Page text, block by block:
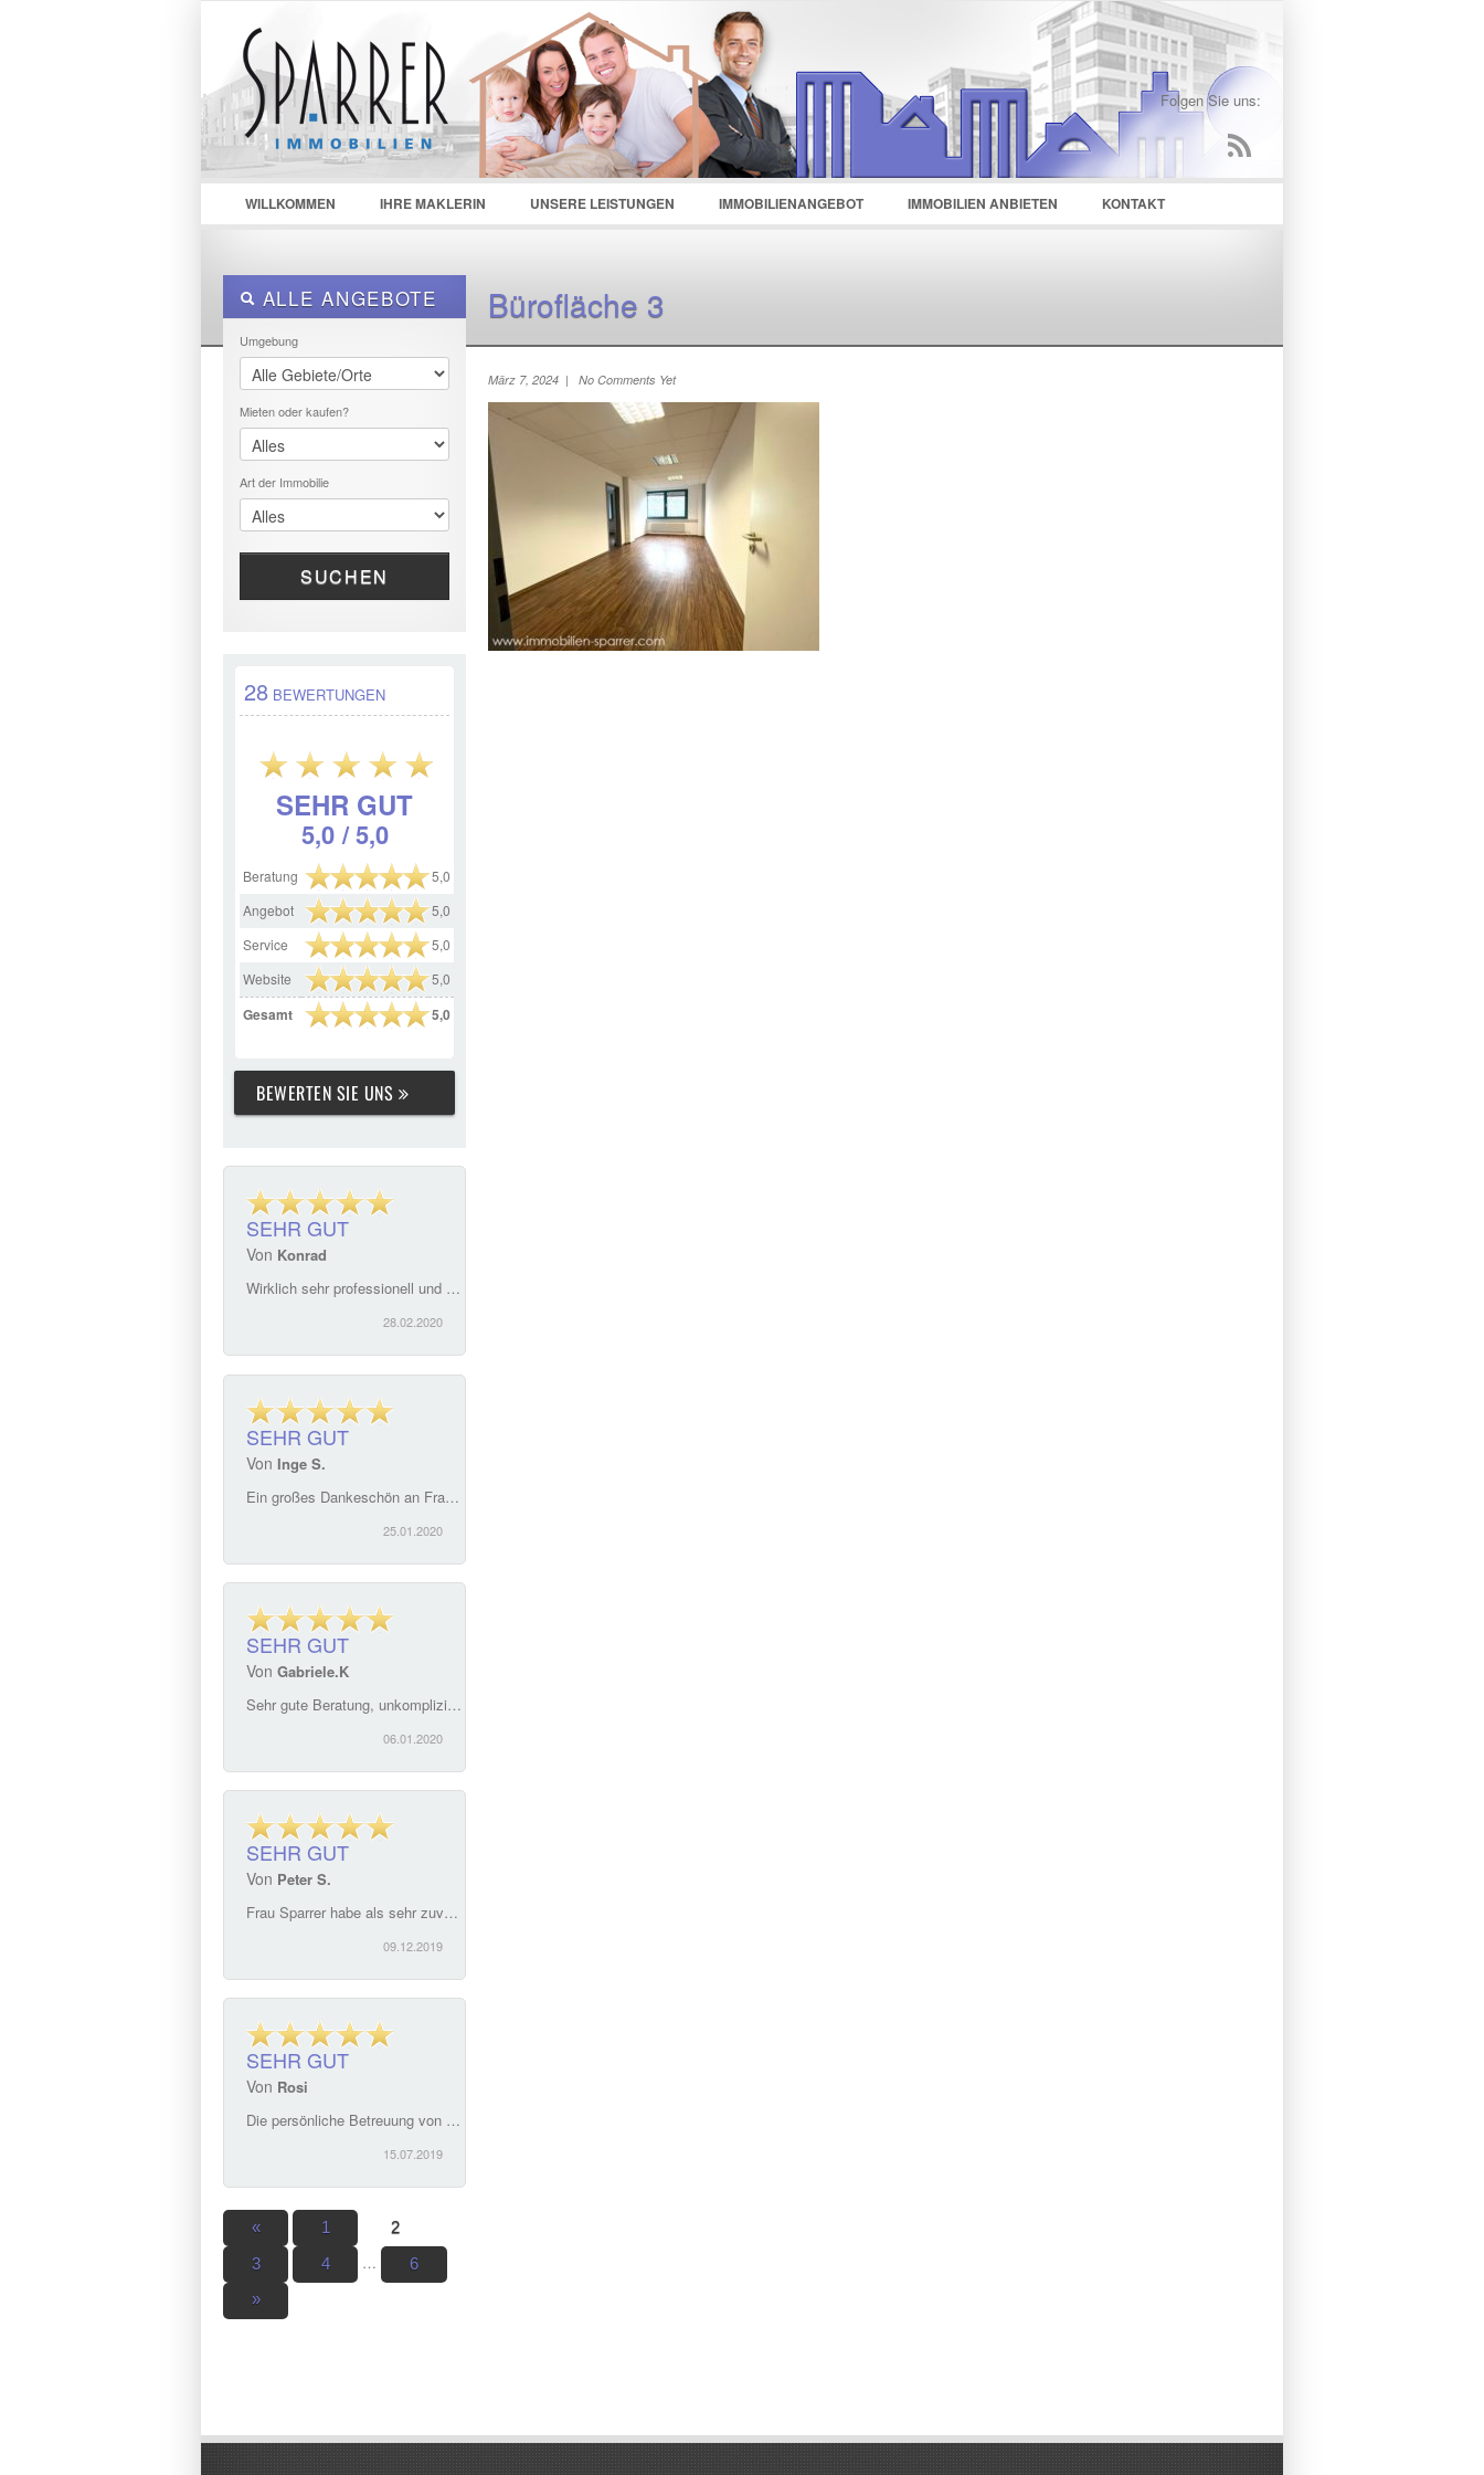
LOGIN
Username : Password : Remember Me
Register Recover Password
Folgen Sie uns:
WILLKOMMEN IHRE MAKLERIN UNSERE LEISTUNGEN IMMOBILIENANGEBOT IMMOBILIEN ANBIETEN KONTAKT
Bürofläche 3
ALLE ANGEBOTE
Umgebung
Mieten oder kaufen?
Art der Immobilie
SUCHEN
28BEWERTUNGEN
SEHR GUT
5,0 / 5,0
Beratung
5,0
Angebot
5,0
Service
5,0
Website
5,0
Gesamt 5,0
BEWERTEN SIE UNS
SEHR GUT
Von Konrad
Wirklich sehr professionell und höflich. Frau Sparrer hatte auf nahezu alle Fragen zum Objekt eine direkte und wahrheitsgemäße Auskunft parat. Sie hat sich persönlich um Notartermin und Kaufvertrag gekümmert und mich hierbei sehr hilfreich beraten. Dafür nochmal vielen lieben Dank!
28.02.2020
SEHR GUT
Von Inge S.
Ein großes Dankeschön an Frau Sparrer und ihr Team. Selbst neue Herausforderungen und in diesem Fall doch recht anspruchsvolle Aufgaben - alles kompetent und unaufgeregt gelöst. Im Büro immer ein herzlicher Empfang. Nicht zu vergessen, den wunderbaren Tee...
25.01.2020
SEHR GUT
Von Gabriele.K
Sehr gute Beratung, unkomplizierter Ablauf, Verkauf unseres Hauses lief viel schneller als erwartet. Vielen Dank nochmal. G.K.
06.01.2020
SEHR GUT
Von Peter S.
Frau Sparrer habe als sehr zuverlässige, kompetente und freundliche Maklerin über viele Jahre schätzen gelernt. Nur sehr ungerne würde ich auf ihren Service und Unterstützung verzichten müssen. Ich kann sie jedem weiterempfehlen!
09.12.2019
SEHR GUT
Von Rosi
Die persönliche Betreuung von Frau Sparrer und auch ihrem Team überraschte mich. Ehrlich, kompetent und flexibel auf alle Situationen abgestimmt ergibt einen \"Wohlfühlservice\". Jederzeit wurde ich über den Stand des Verkaufs informiert. Ich kann Frau Sparrer nur empfehlen.
15.07.2019
« 1 2
3 4 … 6
»
März 7, 2024 | No Comments Yet